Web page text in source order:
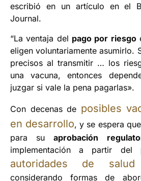
escribió en un artículo en el
Journal.
“La ventaja del pago por riesgo
eligen voluntariamente asumirlo.
precisos al transmitir … los
una vacuna, entonces
juzgar si vale la pena pagarlas».
Con decenas de posibles
en desarrollo, y se espera
para suaprobación
implementación a partir del
autoridades de salud
considerando formas de